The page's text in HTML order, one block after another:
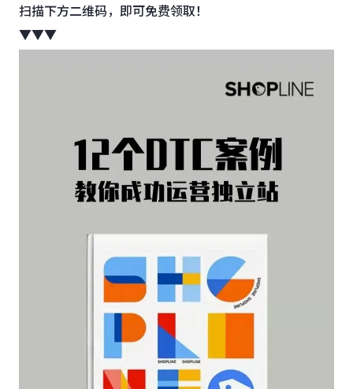
扫描下方二维码，即可免费领取！
▼▼▼